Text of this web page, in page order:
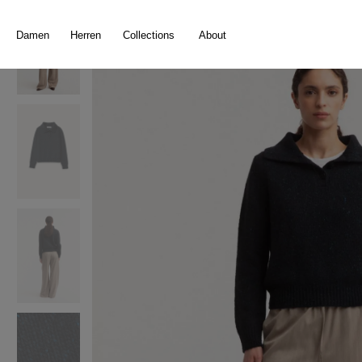
Damen Herren Collections About